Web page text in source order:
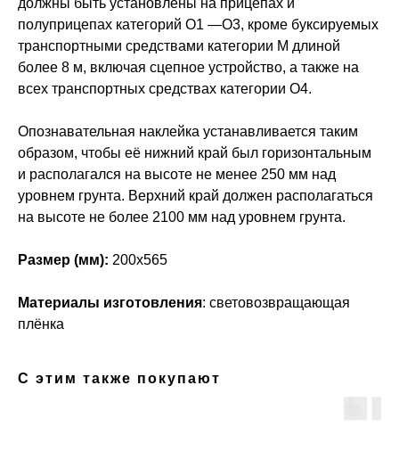
полуприцепах категорий О1 —О3, кроме буксируемых
транспортными средствами категории М длиной
более 8 м, включая сцепное устройство, а также на
всех транспортных средствах категории О4.
Опознавательная наклейка устанавливается таким
образом, чтобы её нижний край был горизонтальным
и располагался на высоте не менее 250 мм над
уровнем грунта. Верхний край должен располагаться
на высоте не более 2100 мм над уровнем грунта.
Размер (мм): 200х565
Материалы изготовления: световозвращающая
плёнка
С этим также покупают